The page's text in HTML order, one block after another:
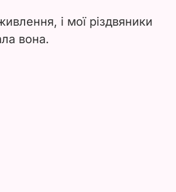
і мої різдвяники
вона.